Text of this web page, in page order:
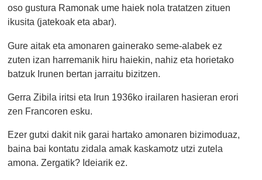
oso gustura Ramonak ume haiek nola tratatzen zituen
ikusita (jatekoak eta abar).
Gure aitak eta amonaren gainerako seme-alabek ez
zuten izan harremanik hiru haiekin, nahiz eta horietako
batzuk Irunen bertan jarraitu bizitzen.
Gerra Zibila iritsi eta Irun 1936ko irailaren hasieran erori
zen Francoren esku.
Ezer gutxi dakit nik garai hartako amonaren bizimoduaz,
baina bai kontatu zidala amak kaskamotz utzi zutela
amona. Zergatik? Ideiarik ez.